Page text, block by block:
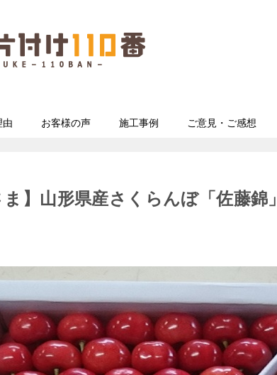
由 お客様の声 施工事例 ご意見・ご感想
ま】山形県産さくらんぼ「佐藤錦」